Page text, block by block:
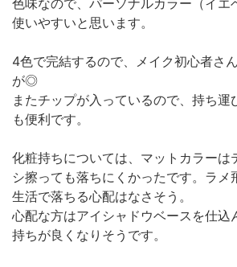
色味なので、パーソナルカラー（イエ
使いやすいと思います。
4色で完結するので、メイク初心者さ
が◎
またチップが入っているので、持ち運
も便利です。
化粧持ちについては、マットカラーは
シ擦っても落ちにくかったです。ラメ
生活で落ちる心配はなさそう。
心配な方はアイシャドウベースを仕込
持ちが良くなりそうです。